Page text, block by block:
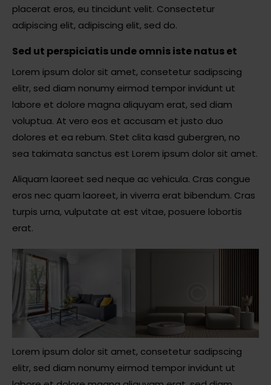
placerat eros, eu tincidunt velit. Consectetur
adipiscing elit, adipiscing elit, sed do.
Sed ut perspiciatis unde omnis iste natus et
Lorem ipsum dolor sit amet, consetetur sadipscing
elitr, sed diam nonumy eirmod tempor invidunt ut
labore et dolore magna aliquyam erat, sed diam
voluptua. At vero eos et accusam et justo duo
dolores et ea rebum. Stet clita kasd gubergren, no
sea takimata sanctus est Lorem ipsum dolor sit amet.
Aliquam laoreet sed neque ac vehicula. Cras congue
eros nec quam laoreet, in viverra erat bibendum. Cras
turpis urna, vulputate at est vitae, posuere lobortis
erat.
Lorem ipsum dolor sit amet, consetetur sadipscing
elitr, sed diam nonumy eirmod tempor invidunt ut